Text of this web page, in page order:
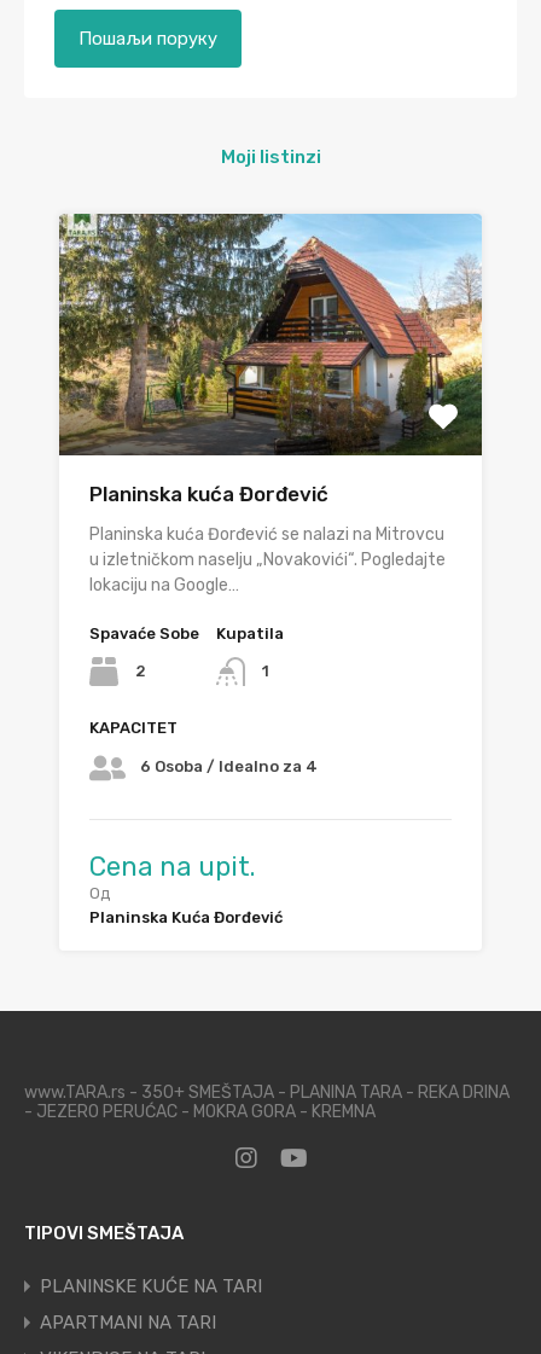
Moji listinzi
Planinska kuća Đorđević
Planinska kuća Đorđević se nalazi na Mitrovcu
u izletničkom naselju „Novakovići“. Pogledajte
lokaciju na Google…
Spavaće Sobe
2
Kupatila
1
KAPACITET
6 Osoba / Idealno za 4
Cena na upit.
Од
Planinska Kuća Đorđević
www.TARA.rs - 350+ SMEŠTAJA - PLANINA TARA - REKA DRINA
- JEZERO PERUĆAC - MOKRA GORA - KREMNA
TIPOVI SMEŠTAJA
PLANINSKE KUĆE NA TARI
APARTMANI NA TARI